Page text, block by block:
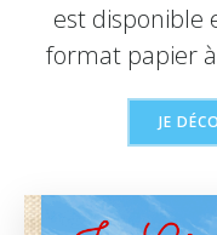
est disponible
format papier
JE